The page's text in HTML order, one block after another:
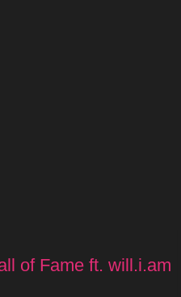
of Fame ft. will.i.am